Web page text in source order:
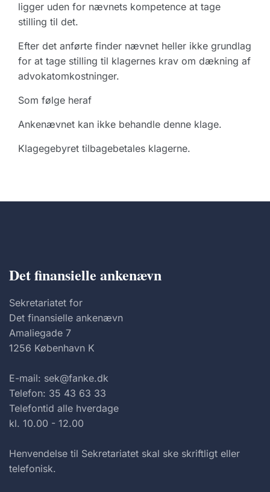
ligger uden for nævnets kompetence at tage
stilling til det.
Efter det anførte finder nævnet heller ikke grundlag
for at tage stilling til klagernes krav om dækning af
advokatomkostninger.
Som følge heraf
Ankenævnet kan ikke behandle denne klage.
Klagegebyret tilbagebetales klagerne.
Det finansielle ankenævn
Sekretariatet for
Det finansielle ankenævn
Amaliegade 7
1256 København K
E-mail: sek@fanke.dk
Telefon: 35 43 63 33
Telefontid alle hverdage
kl. 10.00 - 12.00
Henvendelse til Sekretariatet skal ske skriftligt eller
telefonisk.